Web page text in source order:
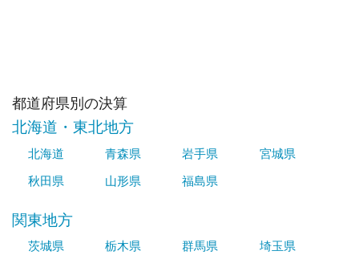
都道府県別の決算
北海道・東北地方
北海道 青森県 岩手県
宮城県
秋田県
山形県 福島県
関東地方
茨城県 栃木県 群馬県
埼玉県